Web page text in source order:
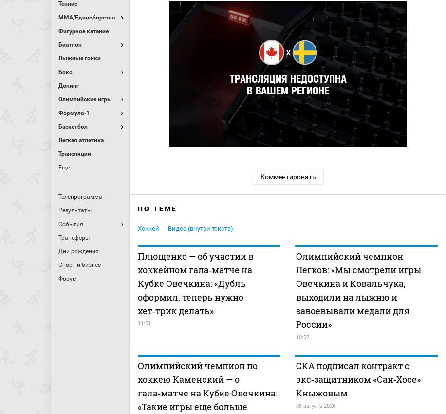
Теннис
MMA/Единоборства
Фигурное катание
Биатлон
Лыжные гонки
Бокс
Допинг
Олимпийские игры
Формула-1
Баскетбол
Легкая атлетика
Трансляции
Еще...
Телепрограмма
Результаты
События
Трансферы
Дни рождения
Спорт и бизнес
Форум
Комментировать
ПО ТЕМЕ
Хоккей Видео (внутри текста)
Плющенко — об участии в
хоккейном гала‑матче на
Кубке Овечкина: «Дубль
оформил, теперь нужно
хет‑трик делать»
11:51
Олимпийский чемпион
Легков: «Мы смотрели игры
Овечкина и Ковальчука,
выходили на лыжню и
завоевывали медали для
России»
10:52
Олимпийский чемпион по
хоккею Каменский — о
гала‑матче на Кубке Овечкина:
«Такие игры еще больше
СКА подписал контракт с
экс‑защитником «Сан‑Хосе»
Кныжовым
08 августа 2026